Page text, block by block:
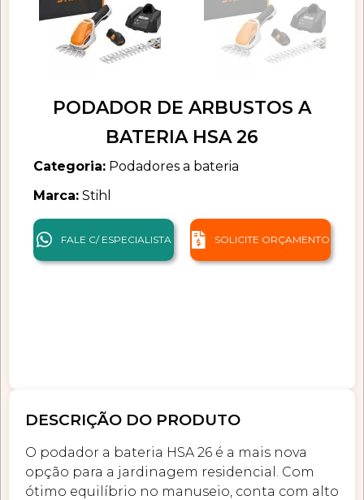
PODADOR DE ARBUSTOS A
BATERIA HSA 26
Categoria: Podadores a bateria
Marca: Stihl
FALE C/ ESPECIALISTA SOLICITE ORÇAMENTO
DESCRIÇÃO DO PRODUTO
O podador a bateria HSA 26 é a mais nova
opção para a jardinagem residencial. Com
ótimo equilíbrio no manuseio, conta com alto